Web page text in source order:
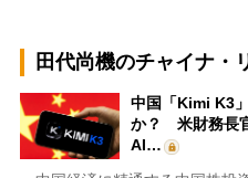
田代尚機のチャイナ・
中国「Kimi K3
か？ 米財務長
AI…